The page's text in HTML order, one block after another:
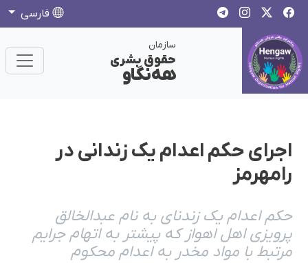
فارسی
سازمان
حقوق بشری
هەنگاو
اجرای حکم اعدام یک زندانی در
رامهرمز
حکم اعدام یک زندنای به نام عبدالخالق
پرویزی اهل اهواز که پیشتر به اتهام جرایم
مرتبط با مواد مخدر به اعدام محکوم